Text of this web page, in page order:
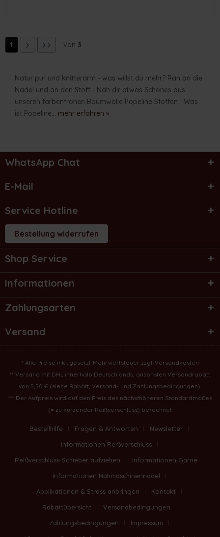
1 von 3
Natur pur und knitterarm - was willst du mehr? Ran an die
Nadel und an den Stoff - Näh dir etwas Schönes aus
unseren farbenfrohen Baumwolle Popeline Stoffen Was
ist Popeline... mehr erfahren »
WhatsApp Chat
E-Mail
Service Hotline
Bestellung widerrufen
Shop Service
Informationen
Zahlungsarten
Versand
* Alle Preise inkl. gesetzl. Mehrwertsteuer zzgl. Versandkosten
** Versand mit DHL innerhalb Deutschlands, ansonsten Versandrabatt
von 5,50 € (siehe Rabatt, Versand- und Zahlungsbedingungen).
*** Der Aufpreis wird auf den Preis des nächsthöheren Standardmaßes
(= zu kürzender Reißverschluss) berechnet
Bestellhilfe Fragen & Antworten
Newsletter
Informationen Reißverschluss
Reißverschluss-Schieber aufziehen
Informationen Garne
Informationen Nähmaschinennadel
Applikationen & Strass anbringen
Kontakt
Rabattübersicht
Versandbedingungen
Zahlungsbedingungen
Impressum